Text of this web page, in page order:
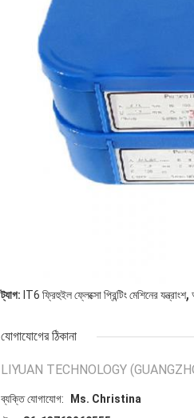
ট্যাগ: IT6 ফ্রিহুইল ফ্লেক্সো প্রিন্টিং মেশিনের যন্ত্রাংশ,
যোগাযোগের ঠিকানা
LIYUAN TECHNOLOGY
ব্যক্তি যোগাযোগ:
Ms. Christina